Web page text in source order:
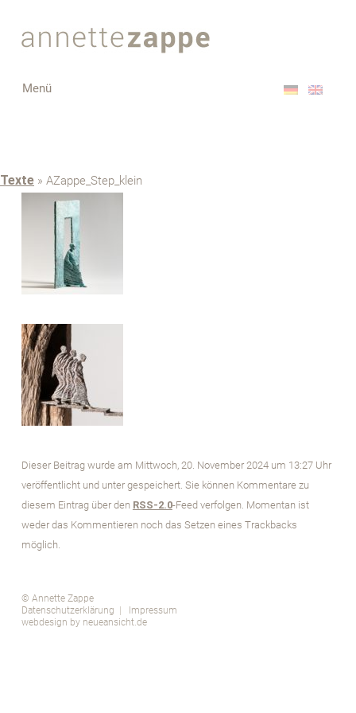
Toggle
Menü
Texte » AZappe_Step_klein
Dieser Beitrag wurde am Mittwoch, 20. November 2024 um 13:27 Uhr
veröffentlicht und unter gespeichert. Sie können Kommentare zu
diesem Eintrag über den RSS-2.0-Feed verfolgen. Momentan ist
weder das Kommentieren noch das Setzen eines Trackbacks
möglich.
© Annette Zappe
Datenschutzerklärung
Impressum
webdesign by neueansicht.de